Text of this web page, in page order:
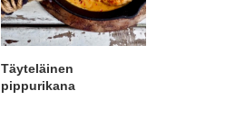
Täyteläinen
pippurikana